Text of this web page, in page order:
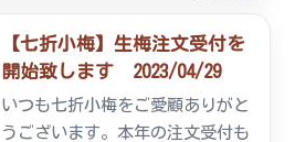
した。３月に入ると15℃を超え、
梅まつりが終わったころからは
20℃を超える日があり、下旬には
桜も開花しました。また、天候
に...
【七折小梅】生梅注文受付を
開始致します 2023/04/29
いつも七折小梅をご愛顧ありがと
うございます。本年の注文受付も